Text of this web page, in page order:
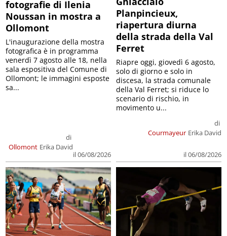
fotografie di Ilenia
Noussan in mostra a
Ollomont
Ollomont
di
Erika David
il 06/08/2026
L'inaugurazione della mostra
fotografica è in programma
venerdì 7 agosto alle 18, nella
sala espositiva del Comune di
Ollomont; le immagini esposte
sa...
Planpincieux,
riapertura diurna
della strada della Val
Ferret
Courmayeur
di
Erika David
il 06/08/2026
Riapre oggi, giovedì 6 agosto,
solo di giorno e solo in
discesa, la strada comunale
della Val Ferret; si riduce lo
scenario di rischio, in
movimento u...